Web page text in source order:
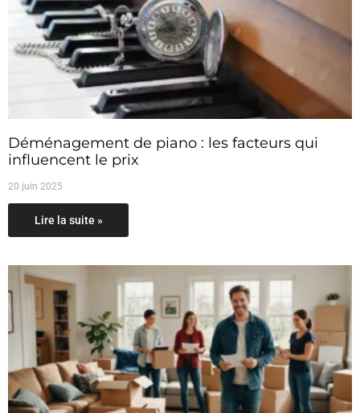
Déménagement de piano : les facteurs qui
influencent le prix
20 juin 2025
Lire la suite »